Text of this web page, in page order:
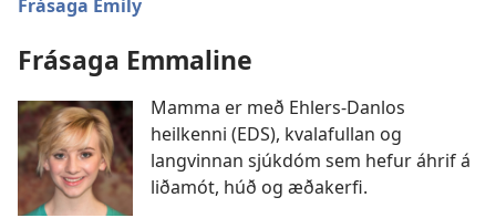
Frásaga Emily
Frásaga Emmaline
Mamma er með Ehlers-Danlos
heilkenni (EDS), kvalafullan og
langvinnan sjúkdóm sem hefur áhrif á
liðamót, húð og æðakerfi.